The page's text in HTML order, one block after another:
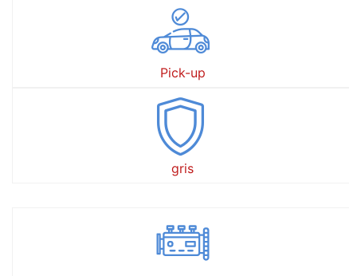
Pick-up
gris